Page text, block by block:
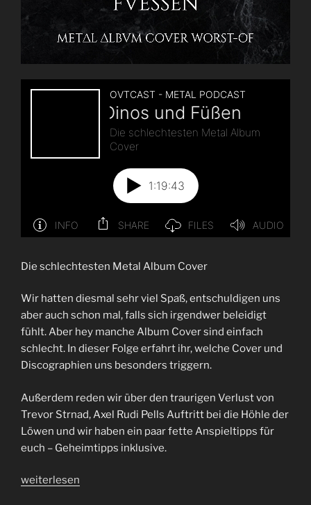
Die schlechtesten Metal Album Cover
Wir hatten diesmal sehr viel Spaß, entschuldigen uns
aber auch schon mal, falls sich irgendwer beleidigt
fühlt. Aber hey manche Album Cover sind einfach
schlecht. In dieser Folge erfahrt ihr, welche Cover und
Discographien uns besonders triggern.
Außerdem reden wir über den traurigen Verlust von
Trevor Strnad, Axel Rudi Pells Auftritt bei die Höhle der
Löwen und wir haben ein paar fette Anspieltipps für
euch – Geheimtipps inklusive.
„Folge
weiterlesen